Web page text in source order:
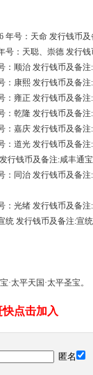
号：天命 发行钱币及
：天聪、崇德 发行钱
顺治 发行钱币及备注
康熙 发行钱币及备注
雍正 发行钱币及备注
乾隆 发行钱币及备注
嘉庆 发行钱币及备注
道光 发行钱币及备注
钱币及备注:咸丰通宝
同治 发行钱币及备注
光绪 发行钱币及备注:
发行钱币及备注:宣
太平天国·太平圣宝。
匿名